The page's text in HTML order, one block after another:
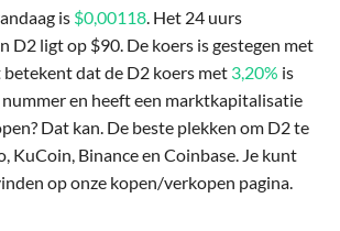
is $0,00118. Het 24 uurs
D2 ligt op $90. De koers is gestegen met
betekent dat de D2 koers met 3,20% is
nummer en heeft een marktkapitalisatie
Dat kan. De beste plekken om D2 te
KuCoin, Binance en Coinbase. Je kunt
op onze kopen/verkopen pagina.